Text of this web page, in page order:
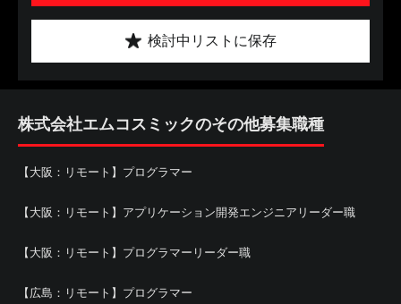
検討中リストに保存
株式会社エムコスミックのその他募集職種
【大阪：リモート】プログラマー
【大阪：リモート】アプリケーション開発エンジニアリーダー職
【大阪：リモート】プログラマーリーダー職
【広島：リモート】プログラマー